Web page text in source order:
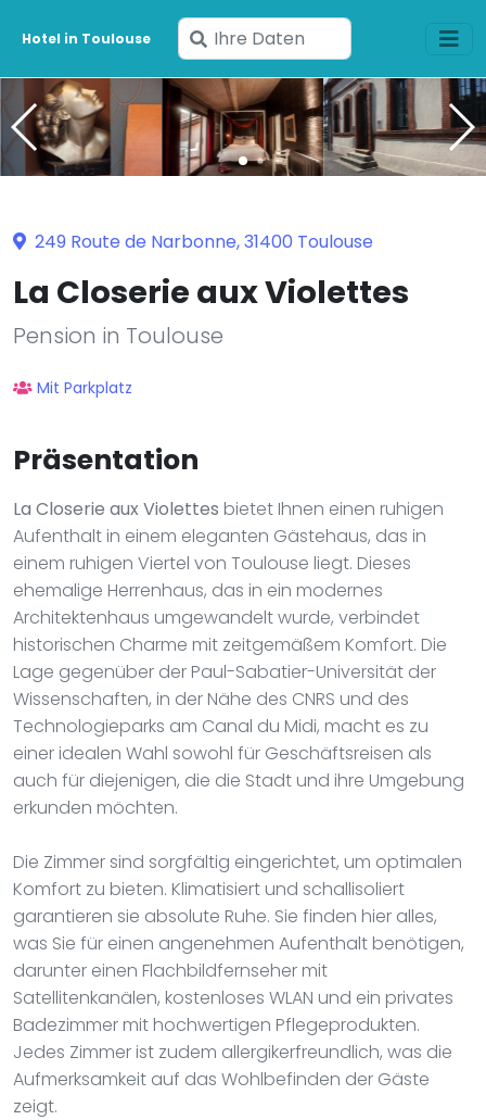
Hotel in Toulouse
Geben
Sie
Ihre
Daten
ein
249 Route de Narbonne, 31400 Toulouse
La Closerie aux Violettes
Pension in Toulouse
Mit Parkplatz
Präsentation
La Closerie aux Violettes bietet Ihnen einen ruhigen
Aufenthalt in einem eleganten Gästehaus, das in
einem ruhigen Viertel von Toulouse liegt. Dieses
ehemalige Herrenhaus, das in ein modernes
Architektenhaus umgewandelt wurde, verbindet
historischen Charme mit zeitgemäßem Komfort. Die
Lage gegenüber der Paul-Sabatier-Universität der
Wissenschaften, in der Nähe des CNRS und des
Technologieparks am Canal du Midi, macht es zu
einer idealen Wahl sowohl für Geschäftsreisen als
auch für diejenigen, die die Stadt und ihre Umgebung
erkunden möchten.
Die Zimmer sind sorgfältig eingerichtet, um optimalen
Komfort zu bieten. Klimatisiert und schallisoliert
garantieren sie absolute Ruhe. Sie finden hier alles,
was Sie für einen angenehmen Aufenthalt benötigen,
darunter einen Flachbildfernseher mit
Satellitenkanälen, kostenloses WLAN und ein privates
Badezimmer mit hochwertigen Pflegeprodukten.
Jedes Zimmer ist zudem allergikerfreundlich, was die
Aufmerksamkeit auf das Wohlbefinden der Gäste
zeigt.